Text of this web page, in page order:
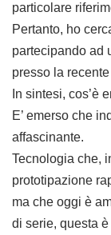
particolare
Pertanto, ho
partecipando ad
presso la
In sintesi, cos’è
E’ emerso che
affascinante.
Tecnologia che,
prototipazione
ma che oggi è
di serie, questa